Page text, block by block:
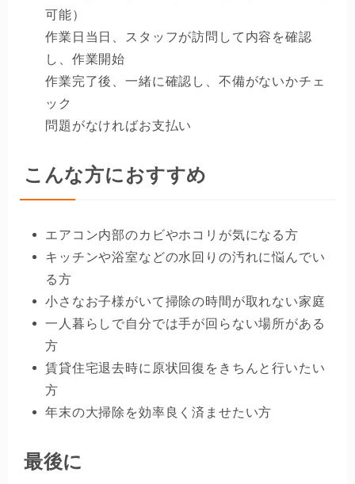
可能）
作業日当日、スタッフが訪問して内容を確認
し、作業開始
作業完了後、一緒に確認し、不備がないかチェ
ック
問題がなければお支払い
こんな方におすすめ
エアコン内部のカビやホコリが気になる方
キッチンや浴室などの水回りの汚れに悩んでい
る方
小さなお子様がいて掃除の時間が取れない家庭
一人暮らしで自分では手が回らない場所がある
方
賃貸住宅退去時に原状回復をきちんと行いたい
方
年末の大掃除を効率良く済ませたい方
最後に